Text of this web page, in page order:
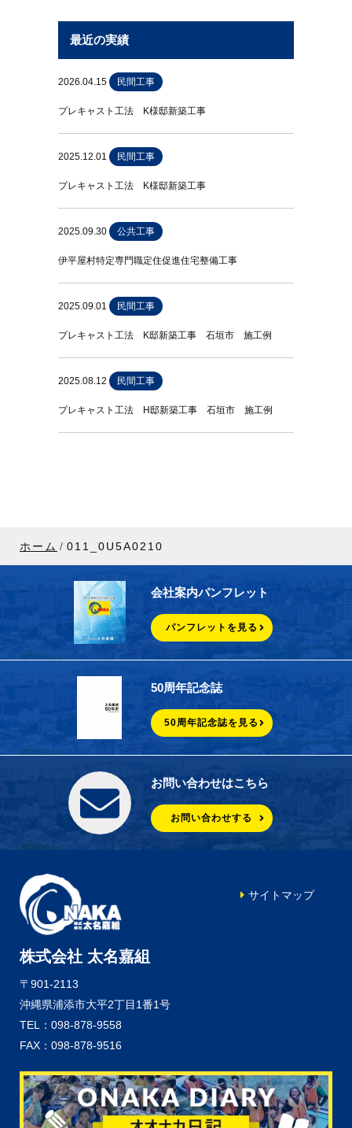
最近の実績
2026.04.15 民間工事
プレキャスト工法 K様邸新築工事
2025.12.01 民間工事
プレキャスト工法 K様邸新築工事
2025.09.30 公共工事
伊平屋村特定専門職定住促進住宅整備工事
2025.09.01 民間工事
プレキャスト工法 K邸新築工事 石垣市 施工例
2025.08.12 民間工事
プレキャスト工法 H邸新築工事 石垣市 施工例
ホーム 011_0U5A0210
会社案内パンフレット
パンフレットを見る
50周年記念誌
50周年記念誌を見る
お問い合わせはこちら
お問い合わせする
株式会社 太名嘉組
〒901-2113
沖縄県浦添市大平2丁目1番1号
TEL：098-878-9558
FAX：098-878-9516
サイトマップ